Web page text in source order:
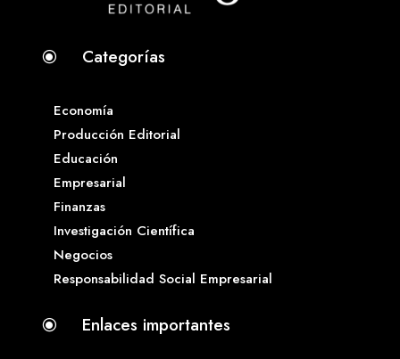
\ Categorías
Economía
Producción Editorial
Educación
Empresarial
Finanzas
Investigación Científica
Negocios
Responsabilidad Social Empresarial
\ Enlaces importantes